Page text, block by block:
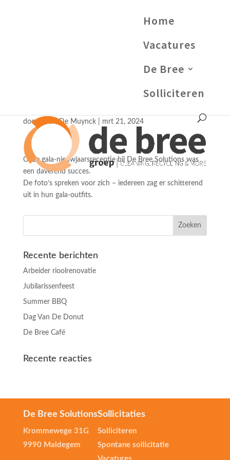
Home
Vacatures
De Bree
Solliciteren
door Linde De Muynck| mrt 21, 2024
Onze gala-nieuwjaarsreceptie bij De Bree Solutions was
een daverend succes.
De foto’s spreken voor zich – iedereen zag er schitterend
uit in hun gala-outfits.
Recente berichten
Arbeider rioolrenovatie
Jubilarissenfeest
Summer BBQ
Dag Van De Donut
De Bree Café
Recente reacties
De Bree Solutions
Krommewege 31G
9990 Maldegem
Sollicitaties
Solliciteren
Spontane sollicitatie
Vacatures